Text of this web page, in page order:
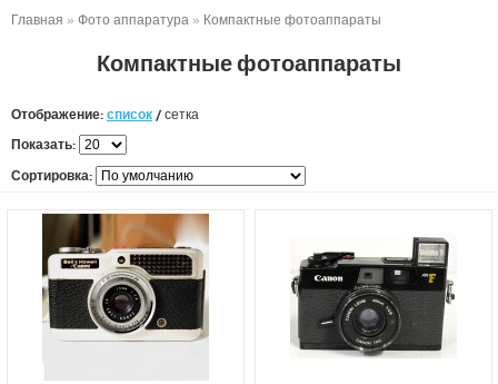
Главная » Фото аппаратура » Компактные фотоаппараты
Компактные фотоаппараты
Отображение: список / сетка
Показать:
Сортировка: